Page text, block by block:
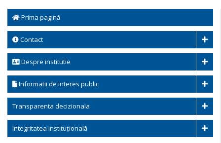
Prima pagină
Contact
Despre institutie
Informatii de interes public
Transparenta decizionala
Integritatea instituțională